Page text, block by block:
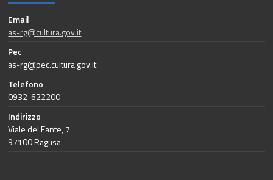
Email
as-rg@cultura.gov.it
Pec
as-rg@pec.cultura.gov.it
Telefono
0932-622200
Indirizzo
Viale del Fante, 7
97100 Ragusa